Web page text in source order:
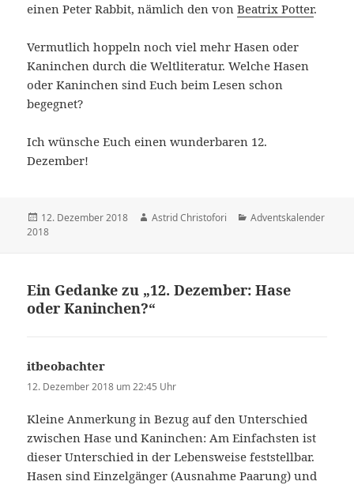
einen Peter Rabbit, nämlich den vonBeatrix Potter.
Vermutlich hoppeln noch viel mehr Hasen oder
Kaninchen durch die Weltliteratur. Welche Hasen
oder Kaninchen sind Euch beim Lesen schon
begegnet?
Ich wünsche Euch einen wunderbaren 12.
Dezember!
Veröffentlicht
am
12. Dezember 2018 Autor
Astrid Christofori Kategorien
Adventskalender
2018
Ein Gedanke zu „12. Dezember: Hase
oder Kaninchen?“
itbeobachter
12. Dezember 2018 um 22:45 Uhr
Kleine Anmerkung in Bezug auf den Unterschied
zwischen Hase und Kaninchen: Am Einfachsten ist
dieser Unterschied in der Lebensweise feststellbar.
Hasen sind Einzelgänger (Ausnahme Paarung) und